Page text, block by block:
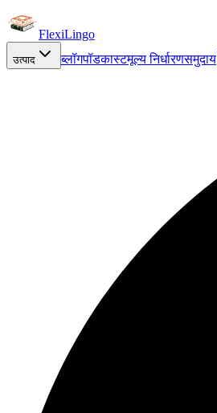
FlexiLingo
उत्पाद ब्लॉगपॉडकास्टमूल्य निर्धारणसमुदाय